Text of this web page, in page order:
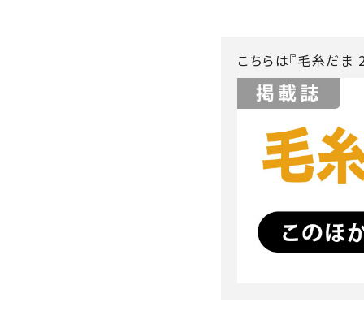
こちらは『毛糸だ